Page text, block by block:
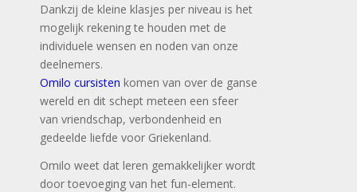
Dankzij de kleine klasjes per niveau is het
mogelijk rekening te houden met de
individuele wensen en noden van onze
deelnemers.
Omilo cursisten komen van over de ganse
wereld en dit schept meteen een sfeer
van vriendschap, verbondenheid en
gedeelde liefde voor Griekenland.
Omilo weet dat leren gemakkelijker wordt
door toevoeging van het fun-element.